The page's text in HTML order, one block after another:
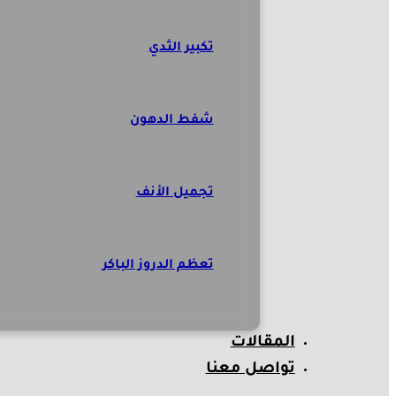
تكبير الثدي
شفط الدهون
تجميل الأنف
تعظم الدروز الباكر
المقالات
تواصل معنا